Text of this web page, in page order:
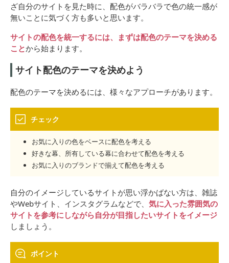
ざ自分のサイトを見た時に、配色がバラバラで色の統一感が
無いことに気づく方も多いと思います。
サイトの配色を統一するには、まずは配色のテーマを決める
ことから始まります。
サイト配色のテーマを決めよう
配色のテーマを決めるには、様々なアプローチがあります。
チェック
お気に入りの色をベースに配色を考える
好きな幕、所有している幕に合わせて配色を考える
お気に入りのブランドで揃えて配色を考える
自分のイメージしているサイトが思い浮かばない方は、雑誌
やWebサイト、インスタグラムなどで、 気に入った雰囲気の
サイトを参考にしながら自分が目指したいサイトをイメージ
しましょう。
ポイント